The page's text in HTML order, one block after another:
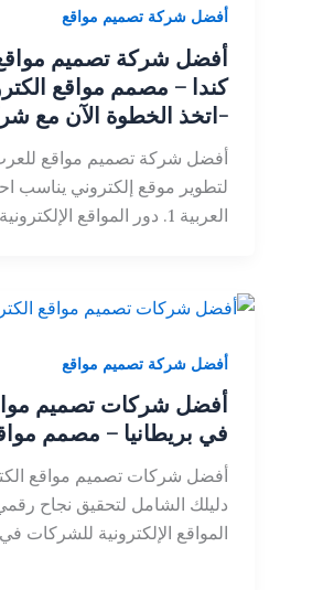
أفضل شركة تصميم مواقع
أفضل شركة تصميم
كندا – مصمم مواقع
-اتخذ الخطوة الآن مع
أفضل شركة تصميم مواقع
لتطوير موقع إلكتروني يناسب
العربية 1. دور المواقع الإلكترونية في
أفضل شركة تصميم مواقع
أفضل شركات تصميم
في بريطانيا – مصمم
أفضل شركات تصميم مواقع
المواقع الإلكترونية للشركات في